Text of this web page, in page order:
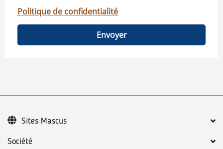
Politique de confidentialité
Envoyer
Société
Sites Mascus